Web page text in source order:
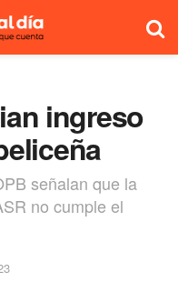
ingreso
señalan que la
no cumple el